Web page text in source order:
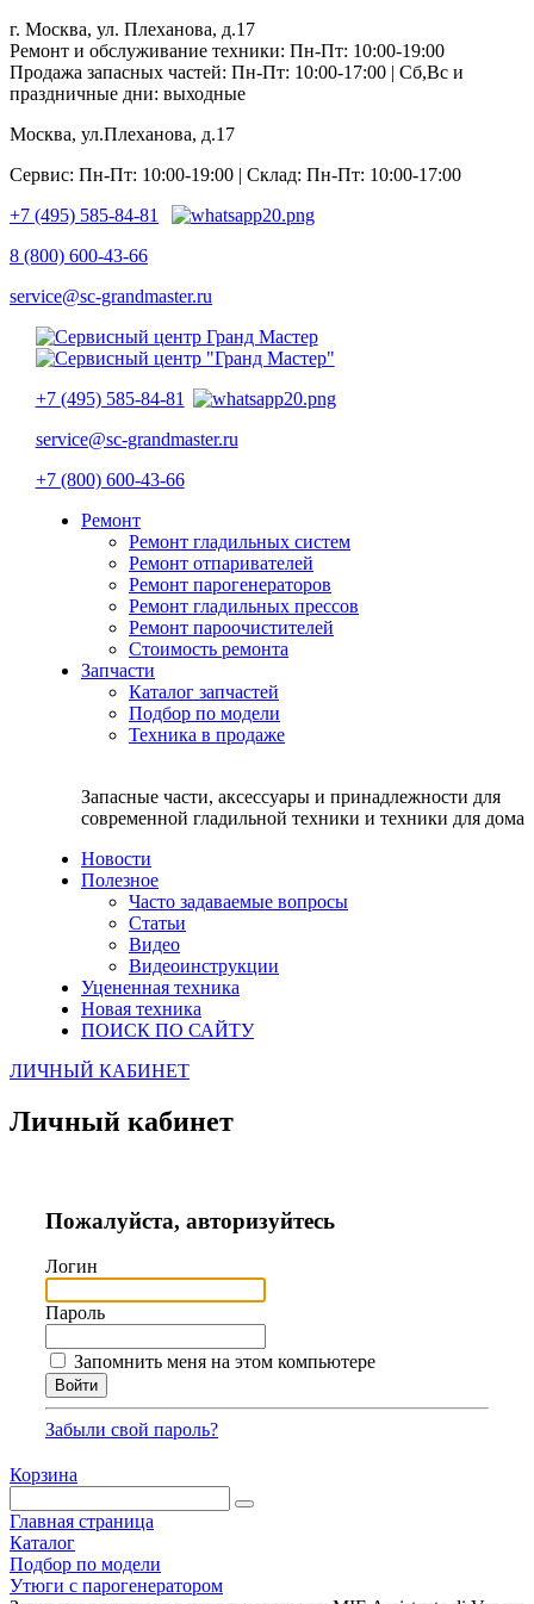
г. Москва, ул. Плеханова, д.17
Ремонт и обслуживание техники: Пн-Пт: 10:00-19:00
Продажа запасных частей: Пн-Пт: 10:00-17:00 | Сб,Вс и
праздничные дни: выходные
Москва, ул.Плеханова, д.17
Сервис: Пн-Пт: 10:00-19:00 | Склад: Пн-Пт: 10:00-17:00
+7 (495) 585-84-81
8 (800) 600-43-66
service@sc-grandmaster.ru
+7 (495) 585-84-81
service@sc-grandmaster.ru
+7 (800) 600-43-66
Ремонт
Ремонт гладильных систем
Ремонт отпаривателей
Ремонт парогенераторов
Ремонт гладильных прессов
Ремонт пароочистителей
Стоимость ремонта
Запчасти
Каталог запчастей
Подбор по модели
Техника в продаже
Запасные части, аксессуары и принадлежности для
современной гладильной техники и техники для дома
Новости
Полезное
Часто задаваемые вопросы
Статьи
Видео
Видеоинструкции
Уцененная техника
Новая техника
ПОИСК ПО САЙТУ
ЛИЧНЫЙ КАБИНЕТ
Личный кабинет
Пожалуйста, авторизуйтесь
Логин
Пароль
Запомнить меня на этом компьютере
Забыли свой пароль?
Корзина
Главная страница
Каталог
Подбор по модели
Утюги с парогенератором